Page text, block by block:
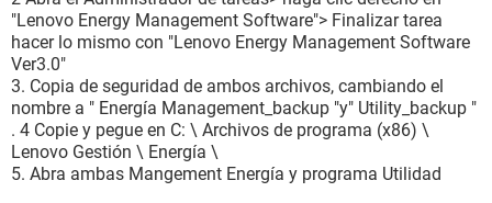
"Lenovo Energy Management Software"> Finalizar tarea
hacer lo mismo con "Lenovo Energy Management Software
Ver3.0"
3. Copia de seguridad de ambos archivos, cambiando el
nombre a " Energía Management_backup "y" Utility_backup "
. 4 Copie y pegue en C: \ Archivos de programa (x86) \
Lenovo Gestión \ Energía \
5. Abra ambas Mangement Energía y programa Utilidad